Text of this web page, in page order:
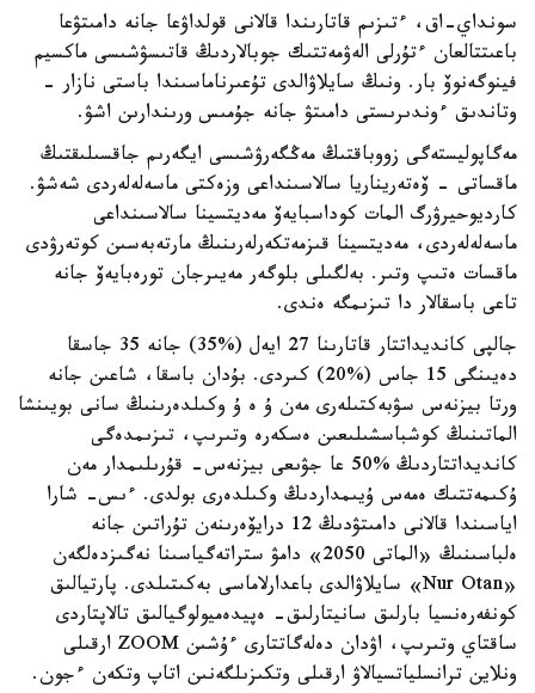
سونداي-اق، ءتىزىم قاتارىندا قالانى قولداۋعا جانە دامىتۋعا
باعىتتالعان ءتۇرلى الەۋمەتتىك جوبالاردىڭ قاتىسۋشىسى ماكسيم
فينوگەنوۆ بار. ونىڭ سايلاۋالدى تۇعىرناماسىندا باستى نازار -
وتاندىق ءوندىرىستى دامىتۋ جانە جۇمىس ورىندارىن اشۋ.
مەگاپوليستەگى زووباقتىڭ مەڭگەرۋشىسى ايگەرىم جاقسىلىقتىڭ
ماقساتى - ۆەتەريناريا سالاسىنداعى وزەكتى ماسەلەلەردى شەشۋ.
كارديوحيرۋرگ المات كوداسبايەۆ مەديتسينا سالاسىنداعى
ماسەلەلەردى، مەديتسينا قىزمەتكەرلەرىنىڭ مارتەبەسىن كوتەرۋدى
ماقسات ەتىپ وتىر. بەلگىلى بلوگەر مەيىرجان تورەبايەۆ جانە
تاعى باسقالار دا تىزىمگە ەندى.
جالپى كانديداتتار قاتارىنا 27 ايەل (%35) جانە 35 جاسقا
دەيىنگى 15 جاس (%20) كىردى. بۇدان باسقا، شاعىن جانە
ورتا بيزنەس سۋبەكتىلەرى مەن ۇ ە ۇ وكىلدەرىنىڭ سانى بويىنشا
الماتىنىڭ كوشباسشىلىعىن ەسكەرە وتىرىپ، تىزىمدەگى
كانديداتتاردىڭ %50 عا جۋىعى بيزنەس- قۇرىلىمدار مەن
ۇكىمەتتىك ەمەس ۇيىمداردىڭ وكىلدەرى بولدى. ءىس- شارا
اياسىندا قالانى دامىتۋدىڭ 12 درايۆەرىنەن تۇراتىن جانە
ەلباسىنىڭ «الماتى 2050» دامۋ ستراتەگياسىنا نەگىزدەلگەن
«Nur Otan» سايلاۋالدى باعدارلاماسى بەكىتىلدى. پارتيالىق
كونفەرەنسيا بارلىق سانيتارلىق- ەپيدەميولوگيالىق تالاپتاردى
ساقتاي وتىرىپ، اۋدان دەلەگاتتارى ءۇشىن ZOOM ارقىلى
ونلاين ترانسلياتسيالاۋ ارقىلى وتكىزىلگەنىن اتاپ وتكەن ءجون.